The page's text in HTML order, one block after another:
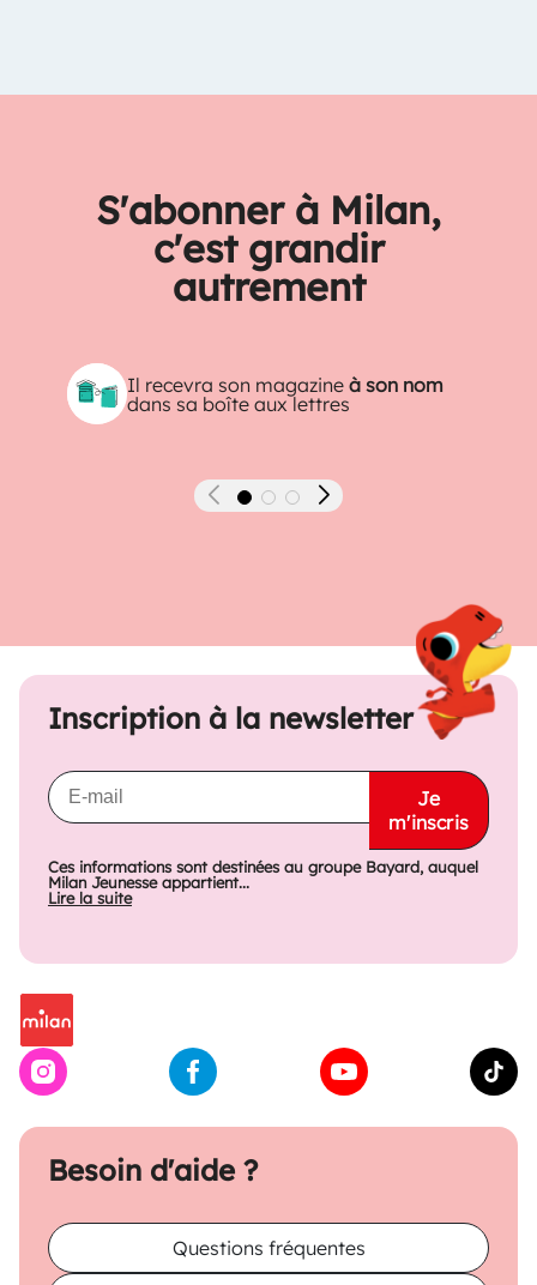
S'abonner à Milan,
c'est grandir
autrement
Il recevra son magazineà son nom
dans sa boîte aux lettres
Précédent Suivant
Besoin d'aide ?
Questions fréquentes
Inscription à la newsletter
Je
m'inscris
Ces informations sont destinées au groupe Bayard, auquel
Milan Jeunesse appartient...
Lire la suite